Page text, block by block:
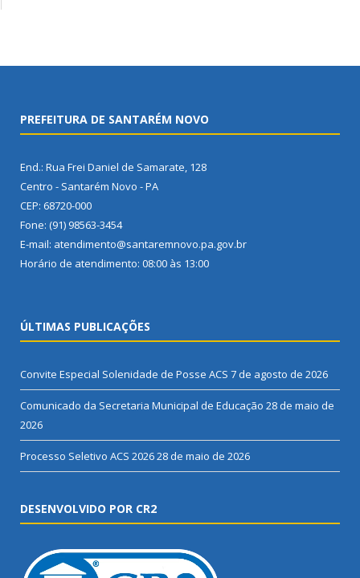
PREFEITURA DE SANTARÉM NOVO
End.: Rua Frei Daniel de Samarate, 128
Centro - Santarém Novo - PA
CEP: 68720-000
Fone: (91) 98563-3454
E-mail: atendimento@santaremnovo.pa.gov.br
Horário de atendimento: 08:00 às 13:00
ÚLTIMAS PUBLICAÇÕES
Convite Especial Solenidade de Posse ACS 7 de agosto de 2026
Comunicado da Secretaria Municipal de Educação 28 de maio de
2026
Processo Seletivo ACS 202628 de maio de 2026
DESENVOLVIDO POR CR2